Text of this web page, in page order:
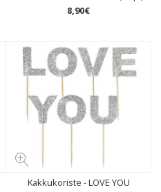
8,90€
Kakkukoriste - LOVE YOU